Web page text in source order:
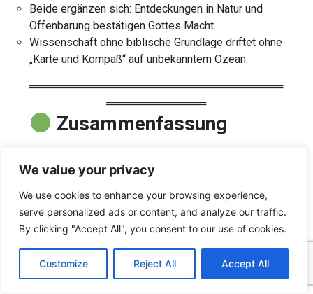
We value your privacy
We use cookies to enhance your browsing experience,
serve personalized ads or content, and analyze our traffic.
By clicking "Accept All", you consent to our use of cookies.
Customize Reject All Accept All
Beide ergänzen sich: Entdeckungen in Natur und
Offenbarung bestätigen Gottes Macht.
Wissenschaft ohne biblische Grundlage driftet ohne
„Karte und Kompaß“ auf unbekanntem Ozean.
═════════════════════════════════
═════════════
Zusammenfassung
mit wörtlichen Tagen in der Schöpfung beginnt und
durch das Gesetz am Sinai bestätigt wird. Moderne
geologische Theorien, die unbestimmte Zeiträume
für die Schöpfungstage ansetzen, widersprechen
Offenbarung widersprechen sich nicht, sofern
Forschung im Rahmen der Heiligen Schrift bleibt.
y
c
e
n
t
t
m
b
d
d
l
e
i
t
e
e